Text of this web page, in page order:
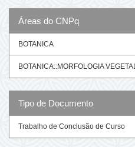
Áreas do CNPq
BOTANICA
BOTANICA::MORFOLOGIA VEGETAL
Tipo de Documento
Trabalho de Conclusão de Curso